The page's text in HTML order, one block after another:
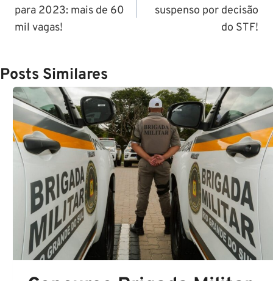
Post
para 2023: mais de 60
mil vagas!
suspenso por decisão
do STF!
Posts Similares